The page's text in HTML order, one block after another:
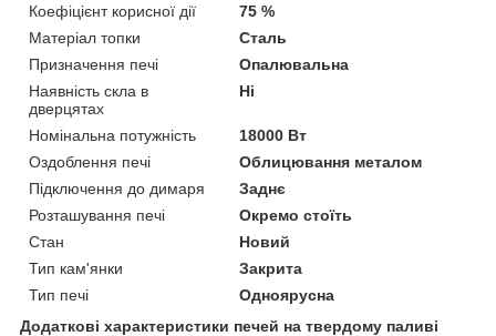
Коефіцієнт корисної дії
75 %
Матеріал топки
Сталь
Призначення печі
Опалювальна
Наявність скла в
дверцятах
Ні
Номінальна потужність
18000 Вт
Оздоблення печі
Облицювання металом
Підключення до димаря
Заднє
Розташування печі
Окремо стоїть
Стан
Новий
Тип кам'янки
Закрита
Тип печі
Одноярусна
Додаткові характеристики печей на твердому паливі